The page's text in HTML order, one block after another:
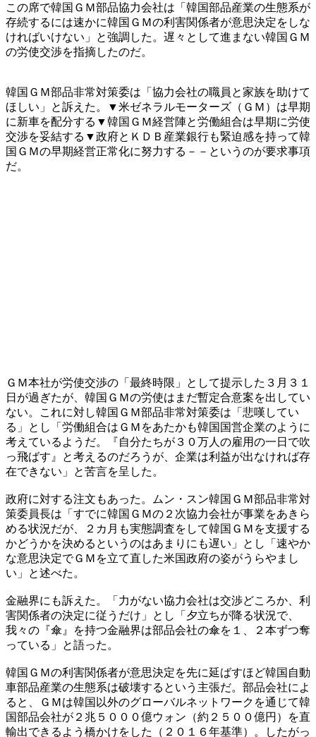
この席で韓国ＧＭ部品協力会社は「韓国部品産業の生態系が
存続するには速かに韓国ＧＭの利害関係者が意思決定をしな
ければいけない」と強調した。遅々として進まない韓国ＧＭ
の労使交渉を指摘したのだ。
韓国ＧＭ部品非常対策委は「協力会社の職員と家族を助けて
ほしい」と訴えた。▼米ゼネラルモーターズ（ＧＭ）は早期
に新車を配分する▼韓国ＧＭ経営陣と労働組合は早期に労使
交渉を妥結する▼政府とＫＤＢ産業銀行も緊迫感を持って韓
国ＧＭの早期経営正常化に努力する－－というのが要求事項
だ。
ＧＭ本社が労使交渉の「最終時限」として提示した３月３１
日が過ぎたが、韓国ＧＭの労使はまだ暫定合意案を出してい
ない。これに対し韓国ＧＭ部品非常対策委は「悲嘆してい
る」とし「労働組合はＧＭをあたかも韓国国営企業のように
考えているようだ。『自分たちが３０万人の雇用の一日で吹
っ飛ばす』と考えるのだろうが、企業は利益が出なければ存
在できない」と苦言を呈した。
政府に対する注文もあった。ムン・スン韓国ＧＭ部品非常対
策委員長は「すでに韓国ＧＭの２次協力会社が事業をあきら
める状況だが、２カ月も実態調査をして韓国ＧＭを支援する
かどうかを決めるというのはあまりにも遅い」とし「速やか
な意思決定でＧＭを立て直した米国政府の姿がうらやまし
い」と述べた。
金融界にも訴えた。「力がない協力会社は交渉どころか、利
害関係者の決定に従うだけ」とし「夕立ちが降る状況で、
我々の『傘』を持つ金融界は部品会社の傘を１、２本ずつ奪
っている」と語った。
韓国ＧＭの利害関係者が意思決定を先に延ばすほど韓国自動
車部品産業の生態系は破壊するという主張だ。部品会社によ
ると、ＧＭは韓国以外のグローバルネットワークを通じて韓
国部品会社が２兆５０００億ウォン（約２５００億円）を直
輸出できるよう橋かけをした（２０１６年基準）。したがっ